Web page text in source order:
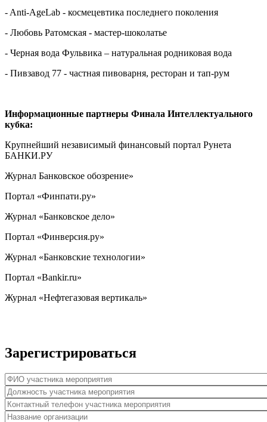
- Anti-AgeLab - космецевтика последнего поколения
- Любовь Ратомская - мастер-шоколатье
- Черная вода Фульвика – натуральная родниковая вода
- Пивзавод 77 - частная пивоварня, ресторан и тап-рум
Информационные партнеры Финала Интеллектуального
кубка:
Крупнейший независимый финансовый портал Рунета
БАНКИ.РУ
Журнал Банковское обозрение»
Портал «Финпати.ру»
Журнал «Банковское дело»
Портал «Финверсия.ру»
Журнал «Банковские технологии»
Портал «Bankir.ru»
Журнал «Нефтегазовая вертикаль»
Зарегистрироваться
ФИО участника мероприятия
Должность участника мероприятия
Контактный телефон участника мероприятия
Название организации